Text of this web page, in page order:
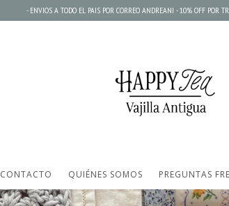
- ENVIOS A TODO EL PAIS POR CORREO ANDREANI - 10% OFF POR
CONTACTO QUIÉNES SOMOS PREGUNTAS